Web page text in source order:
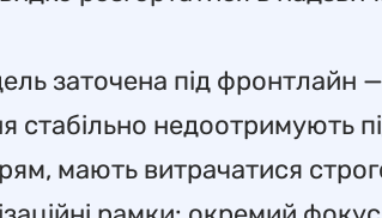
заточена під фронтлайн —
стабільно недоотримують
мають витрачатися